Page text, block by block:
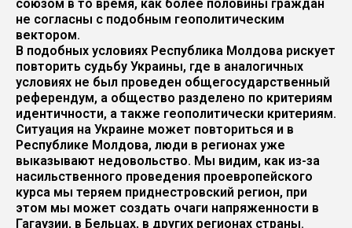
союзом в то время, как более половины граждан
не согласны с подобным геополитическим
вектором.
В подобных условиях Республика Молдова рискует
повторить судьбу Украины, где в аналогичных
условиях не был проведен общегосударственный
референдум, а общество разделено по критериям
идентичности, а также геополитически критериям.
Ситуация на Украине может повториться и в
Республике Молдова, люди в регионах уже
выказывают недовольство. Мы видим, как из-за
насильственного проведения проевропейского
курса мы теряем приднестровский регион, при
этом мы может создать очаги напряженности в
Гагаузии, в Бельцах, в других регионах страны.